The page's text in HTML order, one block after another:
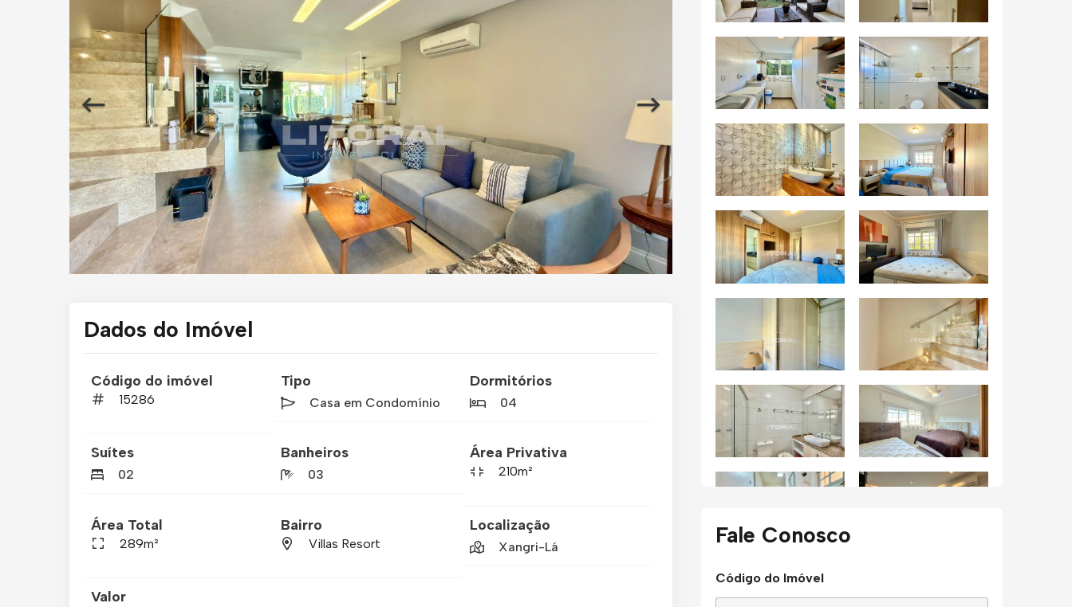
Dados do Imóvel
Código do imóvel
15286
Tipo
Casa em Condomínio
Dormitórios
04
Suítes
02
Banheiros
03
Área Privativa
210m²
Área Total
289m²
Bairro
Villas Resort
Localização
Xangri-Lá
Valor
Fale Conosco
Código do Imóvel